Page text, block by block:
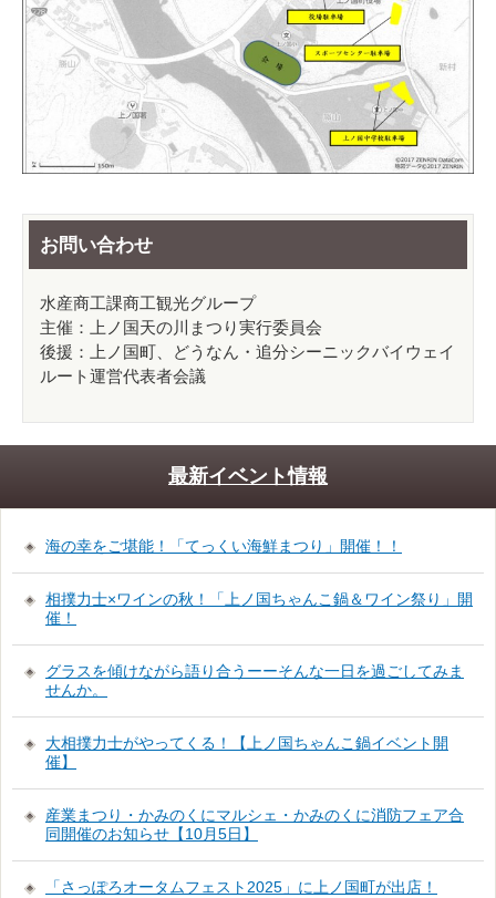
お問い合わせ
水産商工課商工観光グループ
主催：上ノ国天の川まつり実行委員会
後援：上ノ国町、どうなん・追分シーニックバイウェイ
ルート運営代表者会議
最新イベント情報
海の幸をご堪能！「てっくい海鮮まつり」開催！！
相撲力士×ワインの秋！「上ノ国ちゃんこ鍋＆ワイン祭り」開
催！
グラスを傾けながら語り合うーーそんな一日を過ごしてみま
せんか。
大相撲力士がやってくる！【上ノ国ちゃんこ鍋イベント開
催】
産業まつり・かみのくにマルシェ・かみのくに消防フェア合
同開催のお知らせ【10月5日】
「さっぽろオータムフェスト2025」に上ノ国町が出店！